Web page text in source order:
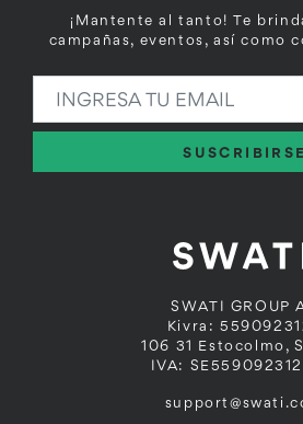
SWATI GROUP
Kivra:
106 31 Estocolmo,
IVA:
¡Mantente al tanto! Te
campañas, eventos, así como
SUSCRIBIRSE